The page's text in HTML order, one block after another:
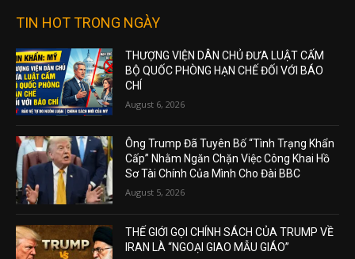
TIN HOT TRONG NGÀY
THƯỢNG VIỆN DÂN CHỦ ĐƯA LUẬT CẤM
BỘ QUỐC PHÒNG HẠN CHẾ ĐỐI VỚI BÁO
CHÍ
August 6, 2026
Ông Trump Đã Tuyên Bố “Tình Trạng Khẩn
Cấp” Nhằm Ngăn Chặn Việc Công Khai Hồ
Sơ Tài Chính Của Mình Cho Đài BBC
August 5, 2026
THẾ GIỚI GỌI CHÍNH SÁCH CỦA TRUMP VỀ
IRAN LÀ “NGOẠI GIAO MẪU GIÁO”